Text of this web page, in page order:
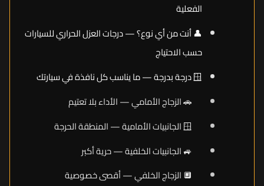
الفعلية
👤 أنت من أي نوع؟ — درجات العزل الحراري للسيارات
حسب الاحتياج
🪟 درجة بدرجة — ما يناسب كل نافذة في سيارتك
🚗 الزجاج الأمامي — الأداء بلا تعتيم
🪟 الجانبيات الأمامية — المنطقة الحرجة
🚙 الجانبيات الخلفية — حرية أكبر
🔲 الزجاج الخلفي — أقصى خصوصية